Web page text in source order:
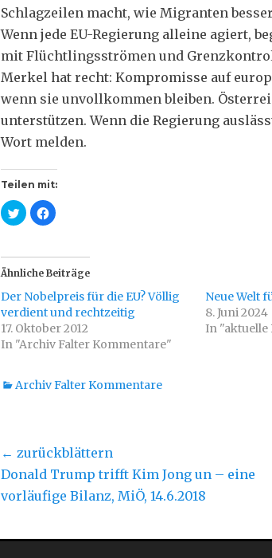
Schlagzeilen macht, wie Migranten
Wenn jede EU-Regierung alleine agiert,
mit Flüchtlingsströmen und
Merkel hat recht: Kompromisse auf
wenn sie unvollkommen bleiben.
unterstützen. Wenn die Regierung
Wort melden.
Teilen mit:
K
l
,
u
m
b
e
r
T
w
i
r
z
e
n
W
i
r
e
K
l
,
u
m
u
F
a
c
e
k
e
n
(
W
r
d
e
Ähnliche Beiträge
Der Nobelpreis für die EU? Völlig
verdient und rechtzeitig
17. Oktober 2012
In "Archiv Falter Kommentare"
Neue Welt
8. Juni 2024
In "aktuelle
Kategorien
Archiv Falter Kommentare
Beitragsnavigation
← zurückblättern
Vorheriger
Beitrag:
Donald Trump trifft Kim Jong un – eine
vorläufige Bilanz, MiÖ, 14.6.2018